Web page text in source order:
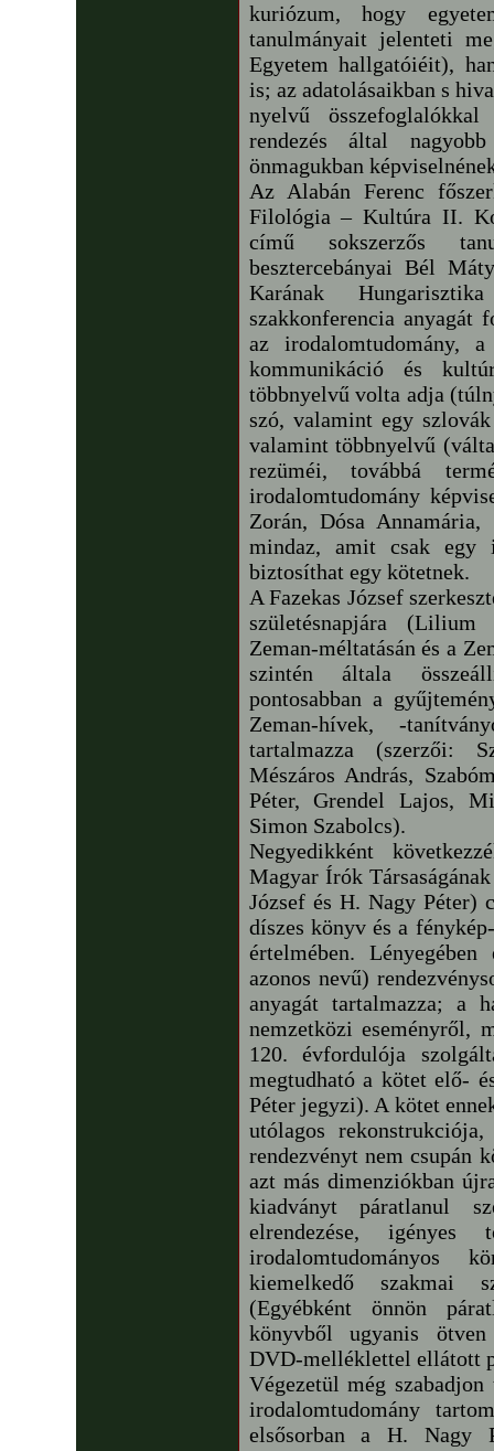
kuriózum, hogy
tanulmányait jelenteti
Egyetem hallgatóiéit),
is; az adatolásaikban s
nyelvű
rendezés által
önmagukban
Az Alabán Ferenc
Filológia – Kultúra II.
című sokszerzős
besztercebányai Bél
Karának
szakkonferencia anyagát
az irodalomtudomány,
kommunikáció és
többnyelvű volta adja
szó, valamint egy
valamint többnyelvű
rezüméi, továbbá
irodalomtudomány
Zorán, Dósa
mindaz, amit csak egy
biztosíthat egy kötetnek.
A Fazekas József
születésnapjára (Lilium
Zeman-méltatásán és a
szintén általa
pontosabban a
Zeman-hívek, -
tartalmazza (szerzői:
Mészáros András,
Péter, Grendel Lajos,
Simon Szabolcs).
Negyedikként
Magyar Írók
József és H. Nagy Péter)
díszes könyv és a
értelmében.
azonos nevű)
anyagát tartalmazza; a
nemzetközi eseményről,
120. évfordulója
megtudható a kötet elő-
Péter jegyzi). A kötet
utólagos
rendezvényt nem csupán
azt más dimenziókban
kiadványt páratlanul
elrendezése,
irodalomtudományos
kiemelkedő szakmai
(Egyébként önnön
könyvből ugyanis
DVD-melléklettel ellátott
Végezetül még
irodalomtudomány
elsősorban a H. Nagy